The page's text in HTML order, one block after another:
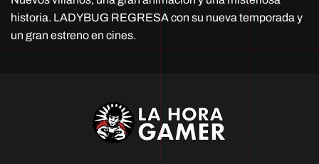
historia. LADYBUG REGRESA con su nueva temporada y
un gran estreno en cines.